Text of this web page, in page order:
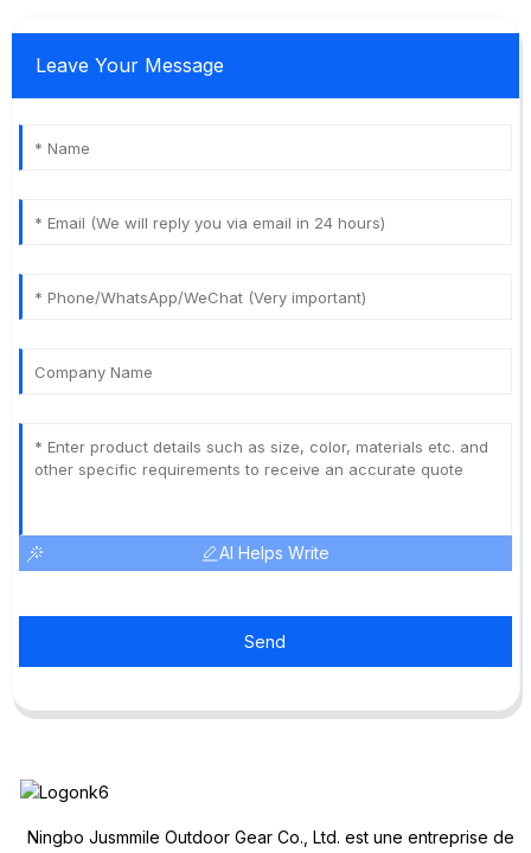
Leave Your Message
AI Helps Write
Send
Ningbo Jusmmile Outdoor Gear Co., Ltd. est une entreprise de